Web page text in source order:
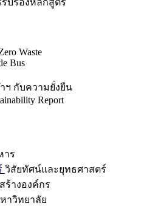
รับรองหลักสูตร
Waste
Bus
ฯ กับความยั่งยืน
Report
าร
วิสัยทัศน์และยุทธศาสตร์
ร้างองค์กร
าวิทยาลัย